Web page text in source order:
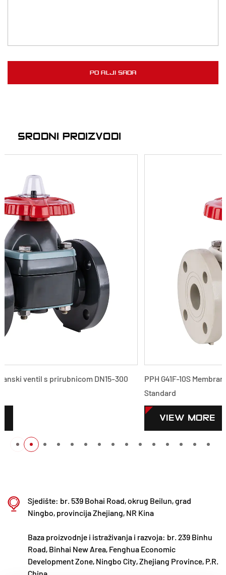
SRODNI PROIZVODI
PPH G41F-10S Membranski ventil s prirubnicom DN15-300
Sjedište: br. 539 Bohai Road, okrug Beilun, grad
Ningbo, provincija Zhejiang, NR Kina
Baza proizvodnje i istraživanja i razvoja: br. 239 Binhu
Road, Binhai New Area, Fenghua Economic
Development Zone, Ningbo City, Zhejiang Province, P.R.